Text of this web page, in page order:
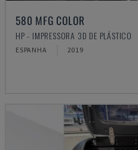
580 MFG COLOR
HP - IMPRESSORA 3D DE PLÁSTICO
ESPANHA 2019